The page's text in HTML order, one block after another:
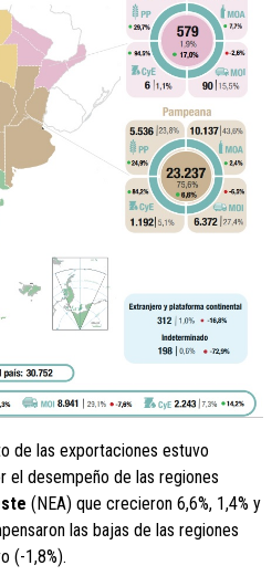
de las exportaciones estuvo
el desempeño de las regiones
(NEA) que crecieron 6,6%, 1,4% y
las bajas de las regiones
(-1,8%).